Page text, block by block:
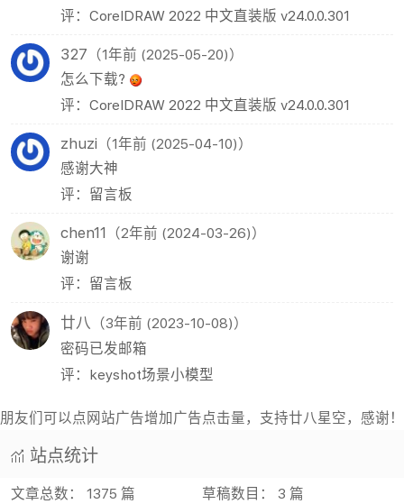
评：CorelDRAW 2022 中文直装版 v24.0.0.301
327 （1年前 (2025-05-20)）
怎么下载?
评：CorelDRAW 2022 中文直装版 v24.0.0.301
zhuzi （1年前 (2025-04-10)）
感谢大神
评：留言板
chen11 （2年前 (2024-03-26)）
谢谢
评：留言板
廿八 （3年前 (2023-10-08)）
密码已发邮箱
评：keyshot场景小模型
朋友们可以点网站广告增加广告点击量，支持廿八星空，感谢！
站点统计
文章总数： 1375 篇 草稿数目： 3 篇